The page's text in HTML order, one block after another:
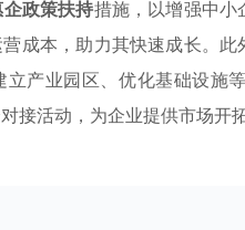
政策扶持措施，以增强中
成本，助力其快速成长。
立产业园区、优化基础设施
接活动，为企业提供市场